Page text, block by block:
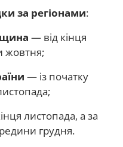
за регіонами:
— від кінця
жовтня;
— із початку
листопада, а за
грудня.